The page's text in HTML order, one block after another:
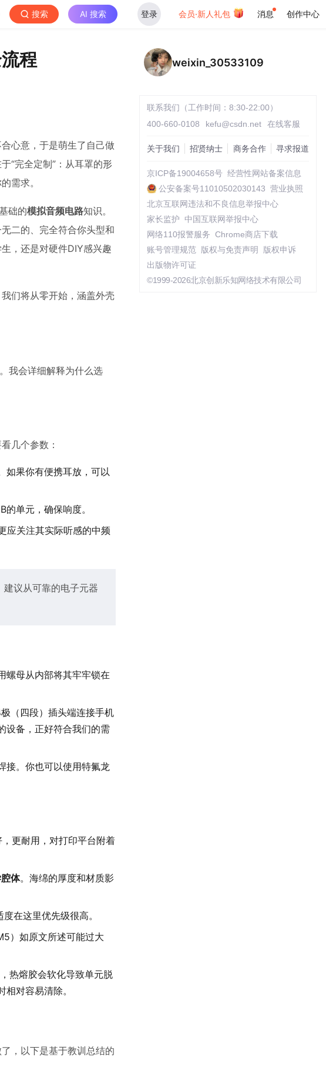
搜索 AI 搜索 登录 会员·新人礼包 消息 创作中心
程
心意，于是萌生了自己做
“完全定制”：从耳罩的形
需求。
础的模拟音频电路知识。
二的、完全符合你头型和
，还是对硬件DIY感兴趣
们将从零开始，涵盖外壳
我会详细解释为什么选
几个参数：
果你有便携耳放，可以
单元，确保响度。
应关注其实际听感的中频
建议从可靠的电子元器
螺母从内部将其牢牢锁在
（四段）插头端连接手机
设备，正好符合我们的需
接。你也可以使用特氟龙
更耐用，对打印平台附着
体。海绵的厚度和材质影
在这里优先级很高。
）如原文所述可能过大
热熔胶会软化导致单元脱
对容易清除。
，以下是基于教训总结的
weixin_30533109
联系我们（工作时间：8:30-22:00）
400-660-0108
kefu@csdn.net 在线客服
关于我们 招贤纳士 商务合作 寻求报道
京ICP备19004658号 经营性网站备案信息
公安备案号11010502030143 营业执照
北京互联网违法和不良信息举报中心
家长监护
中国互联网举报中心
网络110报警服务 Chrome商店下载
账号管理规范
版权与免责声明
版权申诉
出版物许可证
©1999-2026北京创新乐知网络技术有限公司